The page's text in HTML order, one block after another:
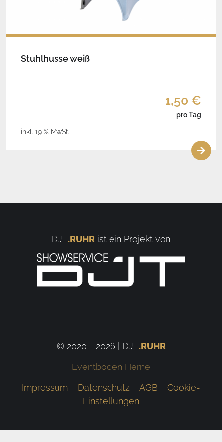
Stuhlhusse weiß
1,50 €
pro Tag
inkl. 19 % MwSt.
DJT.RUHR ist ein Projekt von
© 2020 - 2026 | DJT.RUHR
Eventboden Herne
Impressum
Datenschutz AGB
Cookie-
Einstellungen